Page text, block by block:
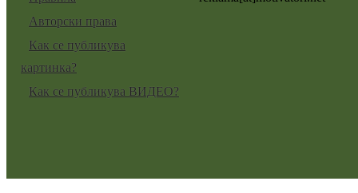
Авторски права
Как се публикува
картинка?
Как се публикува ВИДЕО?